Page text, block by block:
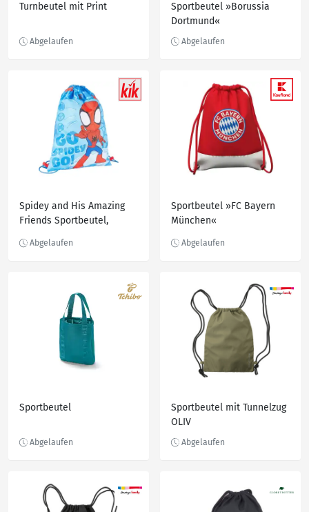
Turnbeutel mit Print
Sportbeutel »Borussia
Dortmund«
Spidey and His Amazing
Friends Sportbeutel,
Sportbeutel »FC Bayern
München«
Sportbeutel
Sportbeutel mit Tunnelzug
OLIV